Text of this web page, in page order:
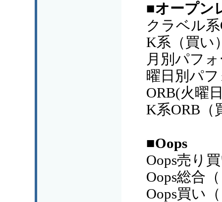
■オープン
クラベル
K系（買い
月別パフ
曜日別パ
ORB(火曜
K系ORB（
■Oops
Oops売り
Oops総合
Oops買い